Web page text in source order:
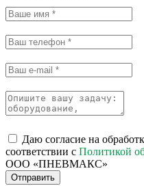
Даю согласие на
соответствии с Политикой
ООО «ПНЕВМАКС»
Отправить